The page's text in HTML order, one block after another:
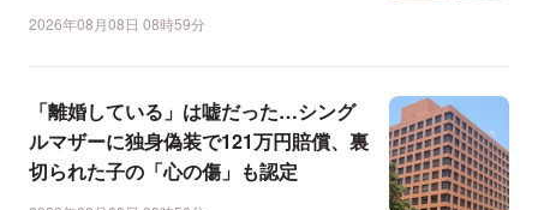
2026年08月08日 08時59分
「離婚している」は嘘だった…シング
ルマザーに独身偽装で121万円賠償、裏
切られた子の「心の傷」も認定